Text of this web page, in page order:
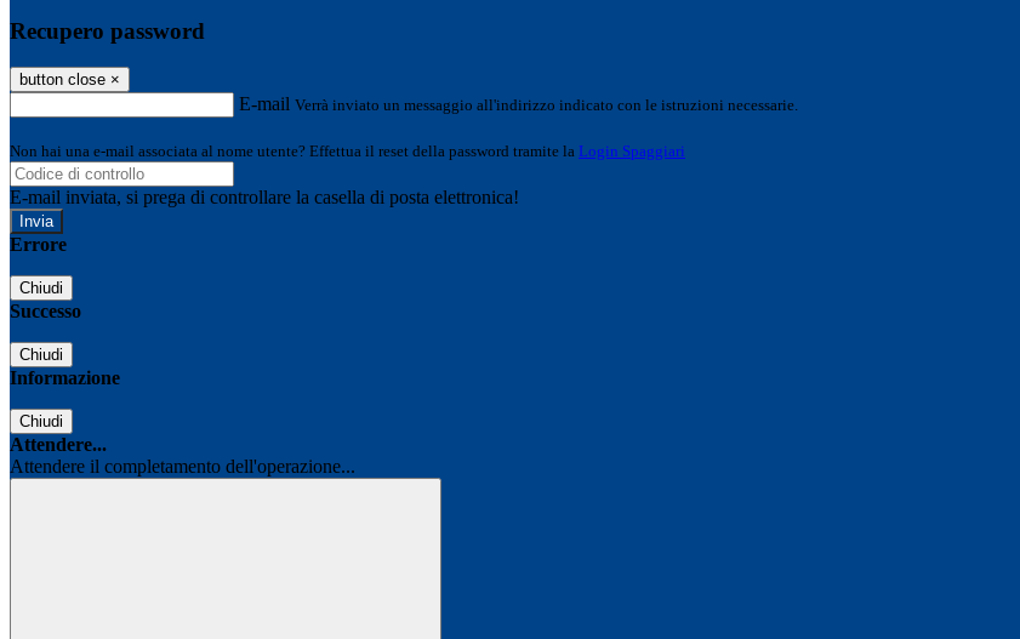
Recupero password
button close ×
E-mail Verrà inviato un messaggio all'indirizzo indicato con le istruzioni necessarie.
Non hai una e-mail associata al nome utente? Effettua il reset della password tramite la Login Spaggiari
E-mail inviata, si prega di controllare la casella di posta elettronica!
Errore
Chiudi
Successo
Chiudi
Informazione
Chiudi
Attendere...
Attendere il completamento dell'operazione...